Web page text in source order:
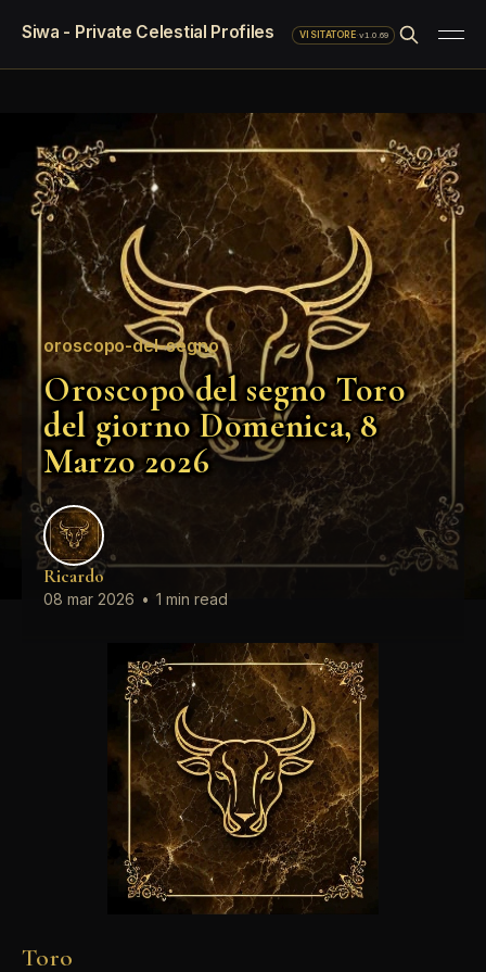
Siwa - Private Celestial Profiles VISITATORE·v1.0.69
oroscopo-del-segno
Oroscopo del segno Toro
del giorno Domenica, 8
Marzo 2026
Ricardo
08 mar 2026 • 1 min read
Toro